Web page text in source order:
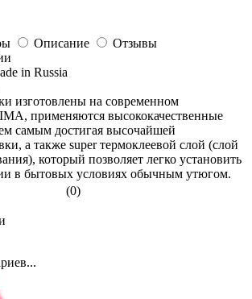
Описание
Отзывы
in Russia
изготовлены на современном
применяются высококачественные
самым достигая высочайшей
а также super термоклеевой слой (слой
который позволяет легко установить
в бытовых условиях обычным утюгом.
(0)